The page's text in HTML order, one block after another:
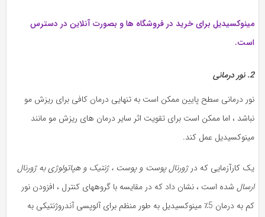
مینوکسیدیل برای خرید در فروشگاه ها و بصورت آنلاین در دسترس
است.
2. نور درمانی
نور درمانی سطح پایین ممکن است به تنهایی درمان کافی برای ریزش مو
نباشد ، اما ممکن است برای تقویت اثر سایر درمان های ریزش مو مانند
مینوکسیدیل عمل کند.
یک کارآزمایی که درژورنال پوست و پوست ، ژنتیک و هپاتولوژی به ژورنال
ارسال شده است ، نشان داد که در مقایسه با گروههای کنترل ، افزودن نور
کم به درمان 5٪ مینوکسیدیل به طور منظم برای آلوپسی آندروژنتیکی به